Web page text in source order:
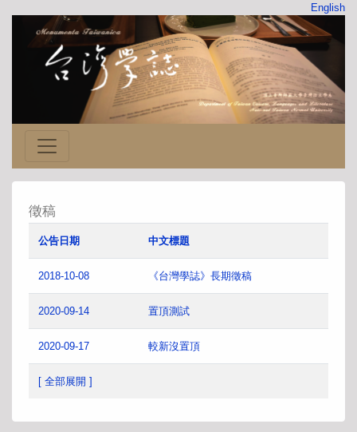
English
徵稿
公告日期 中文標題
2018-10-08 《台灣學誌》長期徵稿
2020-09-14 置頂測試
2020-09-17 較新沒置頂
[ 全部展開 ]